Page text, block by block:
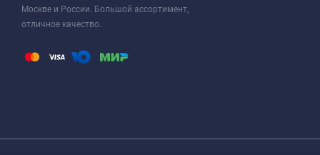
Москве и России. Большой ассортимент,
отличное качество.